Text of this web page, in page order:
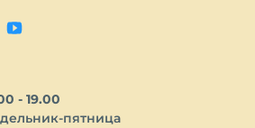
- 19.00
пятница